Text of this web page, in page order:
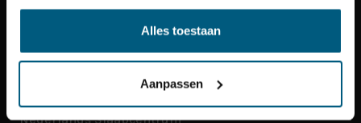
Alles toestaan
Aanpassen
Nederlands Slaapcentrum